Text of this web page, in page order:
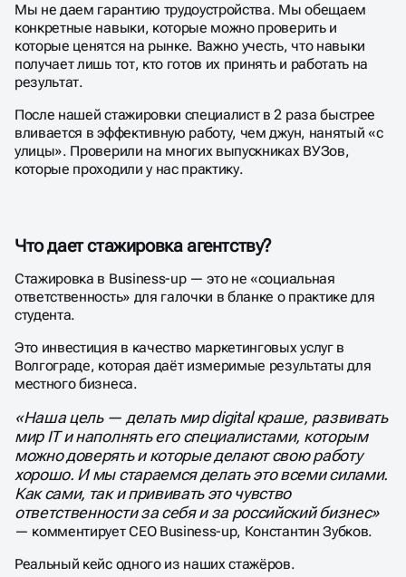
Мы не даем гарантию трудоустройства. Мы обещаем
конкретные навыки, которые можно проверить и
которые ценятся на рынке. Важно учесть, что навыки
получает лишь тот, кто готов их принять и работать на
результат.
После нашей стажировки специалист в 2 раза быстрее
вливается в эффективную работу, чем джун, нанятый «с
улицы». Проверили на многих выпускниках ВУЗов,
которые проходили у нас практику.
Что дает стажировка агентству?
Стажировка в Business-up — это не «социальная
ответственность» для галочки в бланке о практике для
студента.
Это инвестиция в качество маркетинговых услуг в
Волгограде, которая даёт измеримые результаты для
местного бизнеса.
«Наша цель — делать мир digital краше, развивать
мир IT и наполнять его специалистами, которым
можно доверять и которые делают свою работу
хорошо. И мы стараемся делать это всеми силами.
Как сами, так и прививать это чувство
ответственности за себя и за российский бизнес»
— комментирует CEO Business-up, Константин Зубков.
Реальный кейс одного из наших стажёров.